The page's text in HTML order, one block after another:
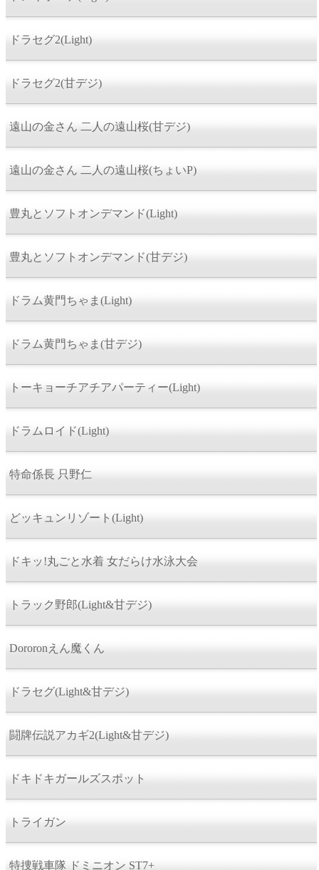
ドラセグ2(Light)
ドラセグ2(甘デジ)
遠山の金さん 二人の遠山桜(甘デジ)
遠山の金さん 二人の遠山桜(ちょいP)
豊丸とソフトオンデマンド(Light)
豊丸とソフトオンデマンド(甘デジ)
ドラム黄門ちゃま(Light)
ドラム黄門ちゃま(甘デジ)
トーキョーチアチアパーティー(Light)
ドラムロイド(Light)
特命係長 只野仁
どッキュンリゾート(Light)
ドキッ!丸ごと水着 女だらけ水泳大会
トラック野郎(Light&甘デジ)
Dororonえん魔くん
ドラセグ(Light&甘デジ)
闘牌伝説アカギ2(Light&甘デジ)
ドキドキガールズスポット
トライガン
特捜戦車隊 ドミニオン ST7+